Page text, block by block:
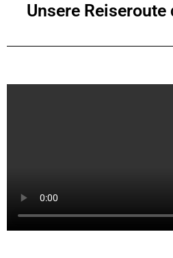
Unsere Reiseroute